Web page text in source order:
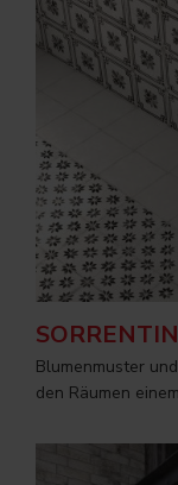
Blumenmuster
den Räumen